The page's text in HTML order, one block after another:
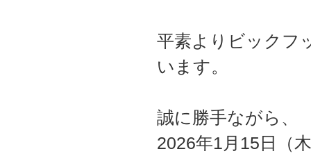
平素よりビックフ
います。
誠に勝手ながら、
2026年1月15日（